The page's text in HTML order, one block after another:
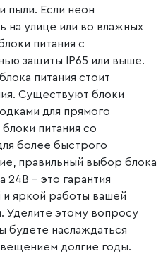
пыли. Если неон
на улице или во влажных
питания с
защиты IP65 или выше.
питания стоит
Существуют блоки
для прямого
питания со
более быстрого
правильный выбор блока
24В – это гарантия
и яркой работы вашей
Уделите этому вопросу
будете наслаждаться
долгие годы.